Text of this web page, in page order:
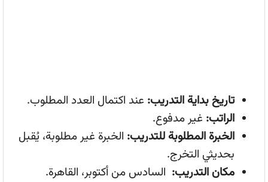
تاريخ بداية التدريب: عند اكتمال العدد المطلوب.
الراتب: غير مدفوع.
الخبرة المطلوبة للتدريب: الخبرة غير مطلوبة، يُقبل
بحديثي التخرج.
مكان التدريب: السادس من أكتوبر، القاهرة.